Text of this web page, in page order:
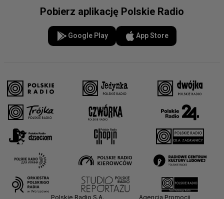
Pobierz aplikację Polskie Radio
Google Play App Store
Polskie Radio S.A.
Agencja Promocji